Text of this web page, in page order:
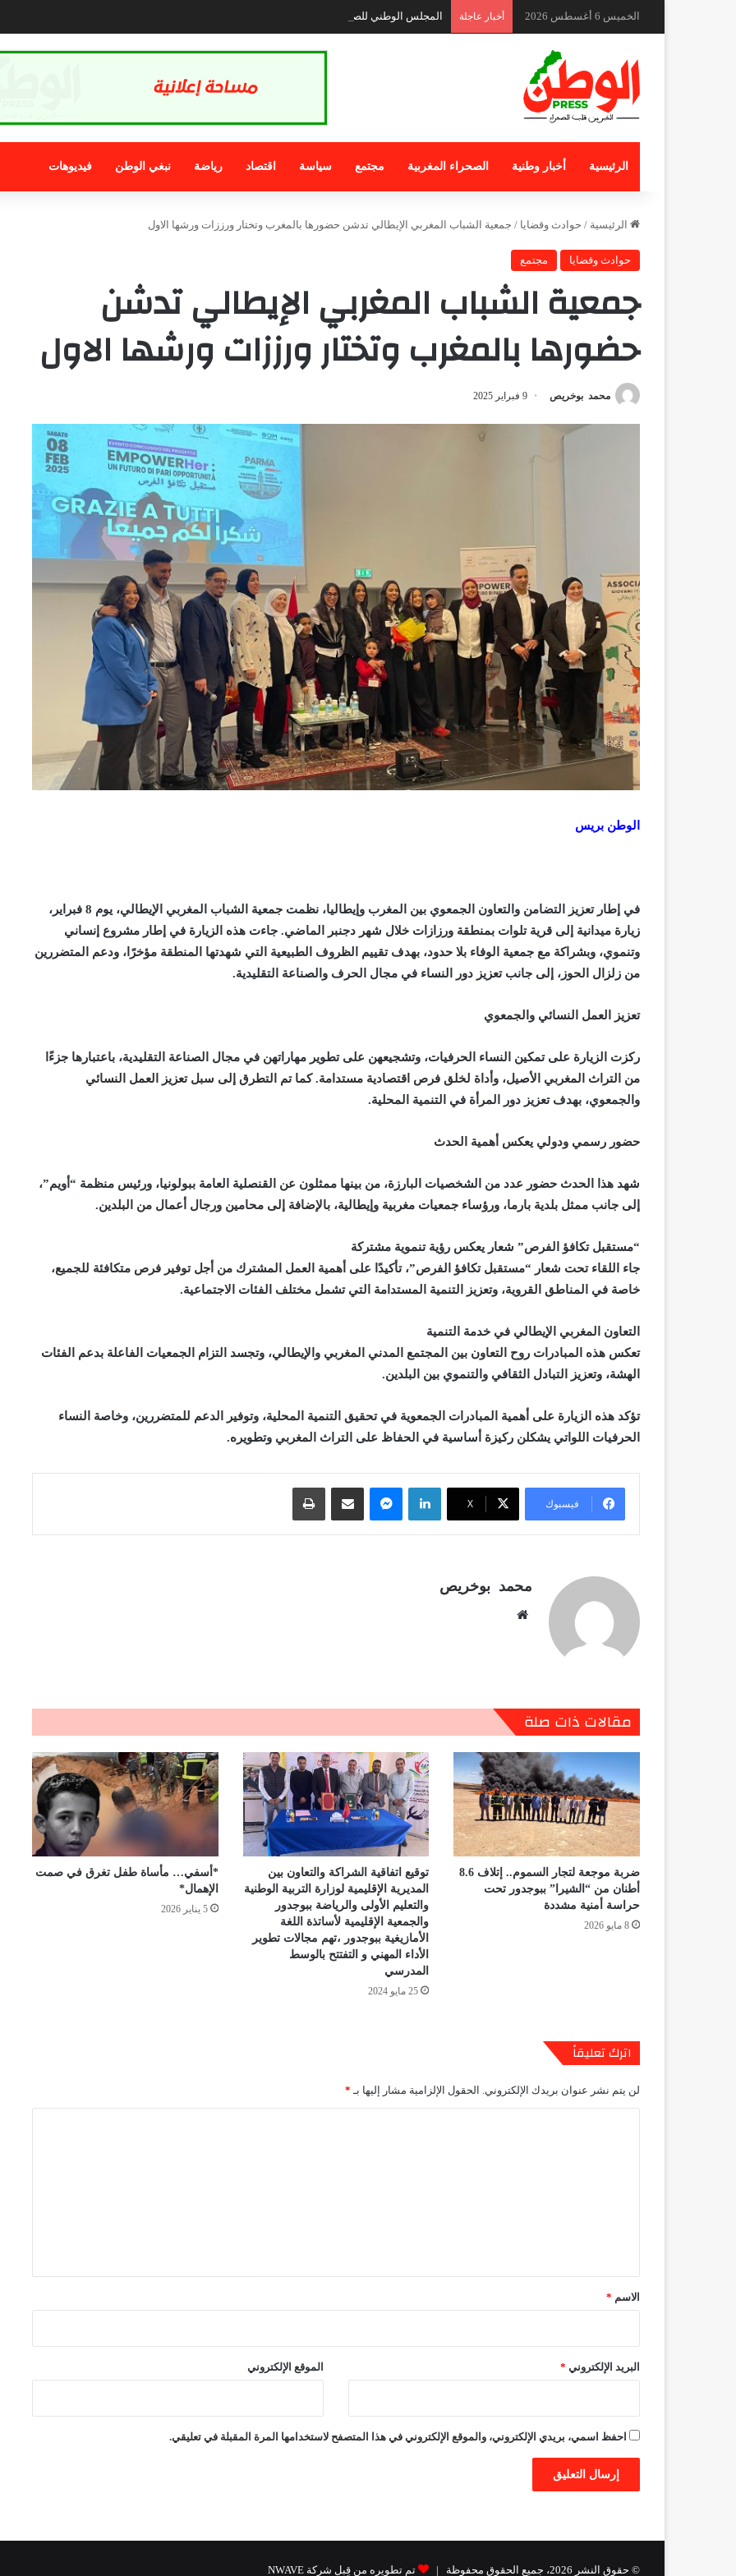
الخميس 6 أغسطس 2026 أخبار عاجلة المجلس الوطني للصحافة.. الذي نريد
الرئيسية أخبار وطنية الصحراء المغربية مجتمع سياسة اقتصاد رياضة نبغي الوطن فيديوهات
الرئيسية / حوادث وقضايا / جمعية الشباب المغربي الإيطالي تدشن حضورها بالمغرب وتختار ورززات ورشها الاول
حوادث وقضايا مجتمع
جمعية الشباب المغربي الإيطالي تدشن
حضورها بالمغرب وتختار ورززات ورشها الاول
محمد بوخريص 9 فبراير 2025
الوطن بريس
في إطار تعزيز التضامن والتعاون الجمعوي بين المغرب وإيطاليا، نظمت جمعية الشباب المغربي الإيطالي، يوم 8 فبراير،
زيارة ميدانية إلى قرية تلوات بمنطقة ورزازات خلال شهر دجنبر الماضي. جاءت هذه الزيارة في إطار مشروع إنساني
وتنموي، وبشراكة مع جمعية الوفاء بلا حدود، بهدف تقييم الظروف الطبيعية التي شهدتها المنطقة مؤخرًا، ودعم المتضررين
من زلزال الحوز، إلى جانب تعزيز دور النساء في مجال الحرف والصناعة التقليدية.
تعزيز العمل النسائي والجمعوي
ركزت الزيارة على تمكين النساء الحرفيات، وتشجيعهن على تطوير مهاراتهن في مجال الصناعة التقليدية، باعتبارها جزءًا
من التراث المغربي الأصيل، وأداة لخلق فرص اقتصادية مستدامة. كما تم التطرق إلى سبل تعزيز العمل النسائي
والجمعوي، بهدف تعزيز دور المرأة في التنمية المحلية.
حضور رسمي ودولي يعكس أهمية الحدث
شهد هذا الحدث حضور عدد من الشخصيات البارزة، من بينها ممثلون عن القنصلية العامة ببولونيا، ورئيس منظمة “أويم”،
إلى جانب ممثل بلدية بارما، ورؤساء جمعيات مغربية وإيطالية، بالإضافة إلى محامين ورجال أعمال من البلدين.
“مستقبل تكافؤ الفرص” شعار يعكس رؤية تنموية مشتركة
جاء اللقاء تحت شعار “مستقبل تكافؤ الفرص”، تأكيدًا على أهمية العمل المشترك من أجل توفير فرص متكافئة للجميع،
خاصة في المناطق القروية، وتعزيز التنمية المستدامة التي تشمل مختلف الفئات الاجتماعية.
التعاون المغربي الإيطالي في خدمة التنمية
تعكس هذه المبادرات روح التعاون بين المجتمع المدني المغربي والإيطالي، وتجسد التزام الجمعيات الفاعلة بدعم الفئات
الهشة، وتعزيز التبادل الثقافي والتنموي بين البلدين.
تؤكد هذه الزيارة على أهمية المبادرات الجمعوية في تحقيق التنمية المحلية، وتوفير الدعم للمتضررين، وخاصة النساء
الحرفيات اللواتي يشكلن ركيزة أساسية في الحفاظ على التراث المغربي وتطويره.
فيسبوك X
لينكدإن ماسنجر مشاركة عبر البريد طباعة
محمد بوخريص
مقالات ذات صلة
ضربة موجعة لتجار السموم.. إتلاف 8.6
أطنان من “الشيرا” ببوجدور تحت
حراسة أمنية مشددة
8 مايو 2026
توقيع اتفاقية الشراكة والتعاون بين
المديرية الإقليمية لوزارة التربية الوطنية
والتعليم الأولى والرياضة ببوجدور
والجمعية الإقليمية لأساتذة اللغة
الأمازيغية ببوجدور ،تهم مجالات تطوير
الأداء المهني و التفتتح بالوسط
المدرسي
25 مايو 2024
*أسفي… مأساة طفل تغرق في صمت
الإهمال*
5 يناير 2026
اترك تعليقاً
لن يتم نشر عنوان بريدك الإلكتروني. الحقول الإلزامية مشار إليها بـ *
*الاسم *
البريد الإلكتروني * الموقع الإلكتروني
احفظ اسمي، بريدي الإلكتروني، والموقع الإلكتروني في هذا المتصفح لاستخدامها المرة المقبلة في تعليقي.
© حقوق النشر 2026، جميع الحقوق محفوظة | تم تطويره من قِبل شركة NWAVE